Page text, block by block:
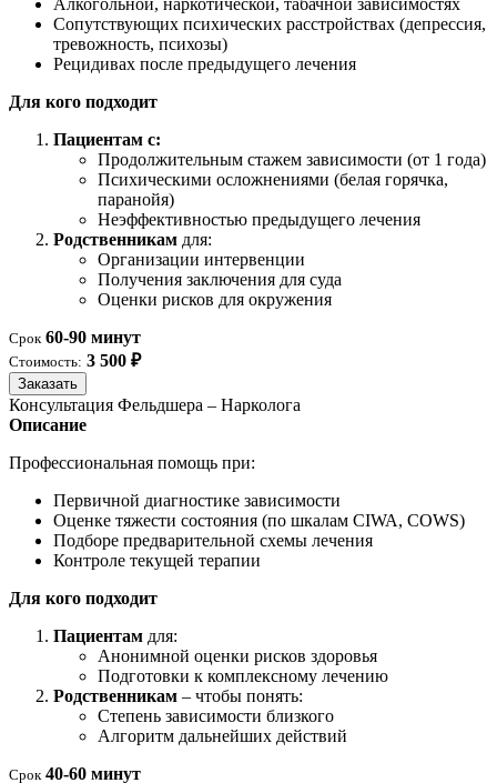
Сопутствующих психических расстройствах (депрессия,
тревожность, психозы)
Рецидивах после предыдущего лечения
Для кого подходит
Пациентам с:
Продолжительным стажем зависимости (от 1 года)
Психическими осложнениями (белая горячка,
паранойя)
Неэффективностью предыдущего лечения
Родственникам для:
Организации интервенции
Получения заключения для суда
Оценки рисков для окружения
Срок 60-90 минут
Стоимость: 3 500 ₽
Заказать
Консультация Фельдшера – Нарколога
Описание
Профессиональная помощь при:
Первичной диагностике зависимости
Оценке тяжести состояния (по шкалам CIWA, COWS)
Подборе предварительной схемы лечения
Контроле текущей терапии
Для кого подходит
Пациентам для:
Анонимной оценки рисков здоровья
Подготовки к комплексному лечению
Родственникам – чтобы понять:
Степень зависимости близкого
Алгоритм дальнейших действий
Срок 40-60 минут